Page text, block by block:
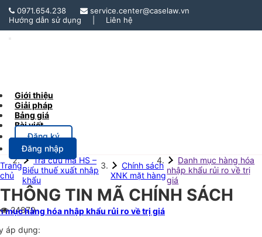
0971.654.238
service.center@caselaw.vn
Hướng dẫn sử dụng
Liên hệ
Giới thiệu
Giải pháp
Bảng giá
Bài viết
Đăng ký
Đăng nhập
Trang
chủ
Tra cứu mã HS –
Biểu thuế xuất nhập
khẩu
Chính sách
XNK mặt hàng
Danh mục hàng hóa
nhập khẩu rủi ro về trị
giá
THÔNG TIN MÃ CHÍNH SÁCH
24879
mục hàng hóa nhập khẩu rủi ro về trị giá
áp dụng: